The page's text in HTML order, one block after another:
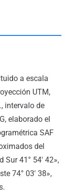
a escala
UTM,
intervalo de
elaborado el
SAF
del
Sur 41° 54′ 42»,
74° 03′ 38»,